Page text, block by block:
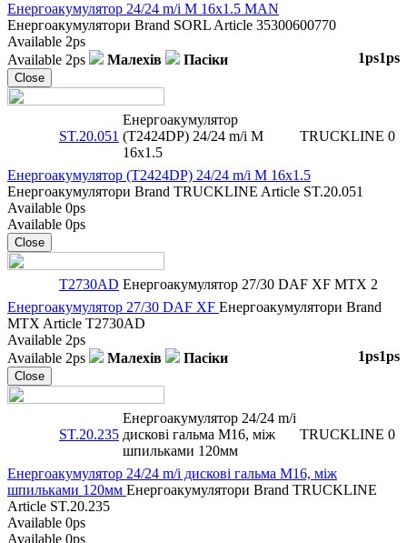
Енергоакумулятор 24/24 m/i M 16x1.5 MAN
Енергоакумулятори Brand SORL Article 35300600770
Available 2ps
Available 2ps Малехів 1ps
Пасіки 1ps
Close
ST.20.051
Енергоакумулятор
(T2424DP) 24/24 m/i M
16x1.5
TRUCKLINE 0
Енергоакумулятор (T2424DP) 24/24 m/i M 16x1.5
Енергоакумулятори Brand TRUCKLINE Article ST.20.051
Available 0ps
Available 0ps
Close
T2730AD Енергоакумулятор 27/30 DAF XF MTX 2
Енергоакумулятор 27/30 DAF XF Енергоакумулятори Brand
MTX Article T2730AD
Available 2ps
Available 2ps Малехів 1ps
Пасіки 1ps
Close
ST.20.235
Енергоакумулятор 24/24 m/i
дискові гальма M16, між
шпильками 120мм
TRUCKLINE 0
Енергоакумулятор 24/24 m/i дискові гальма M16, між
шпильками 120мм Енергоакумулятори Brand TRUCKLINE
Article ST.20.235
Available 0ps
Available 0ps